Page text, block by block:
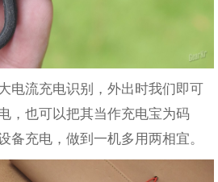
电流充电识别，外出时我们即可
，也可以把其当作充电宝为码
备充电，做到一机多用两相宜。